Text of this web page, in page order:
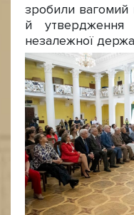
зробили вагомий
й утвердження
незалежної